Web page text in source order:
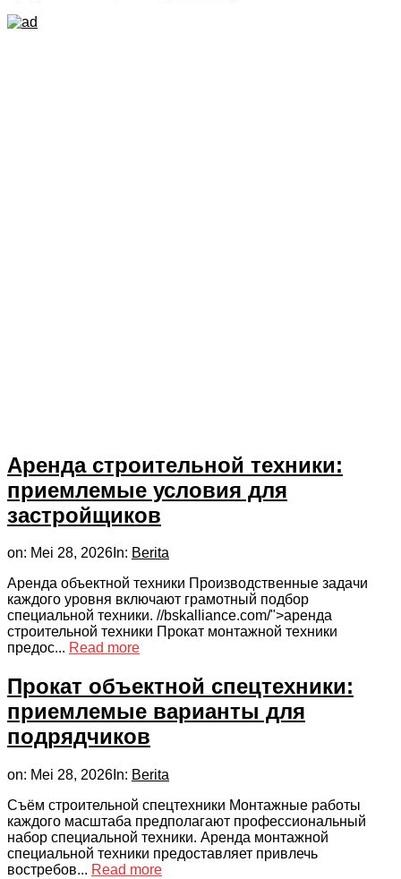
Аренда строительной техники:
приемлемые условия для
застройщиков
on: Mei 28, 2026 In: Berita
Аренда объектной техники Производственные задачи
каждого уровня включают грамотный подбор
специальной техники. //bskalliance.com/">аренда
строительной техники Прокат монтажной техники
предос... Read more
Прокат объектной спецтехники:
приемлемые варианты для
подрядчиков
on: Mei 28, 2026 In: Berita
Съём строительной спецтехники Монтажные работы
каждого масштаба предполагают профессиональный
набор специальной техники. Аренда монтажной
специальной техники предоставляет привлечь
востребов... Read more